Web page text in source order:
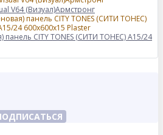
V64 (Визуал)Армстронг
панель CITY TONES (CИТИ ТОНЕС) A15/24